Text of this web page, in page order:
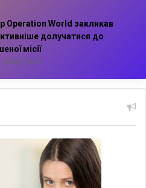
Operation World закликав
долучатися до
місії
2026, 10:14